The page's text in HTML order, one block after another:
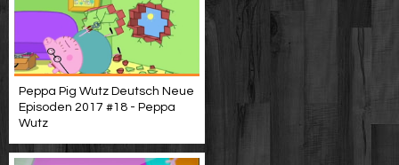
Peppa Pig Wutz Deutsch Neue
Episoden 2017 #18 - Peppa
Wutz